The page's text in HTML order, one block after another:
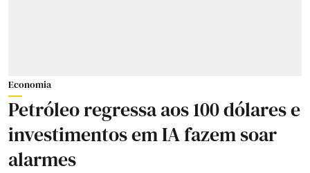
Economia
Petróleo regressa aos 100 dólares e
investimentos em IA fazem soar
alarmes